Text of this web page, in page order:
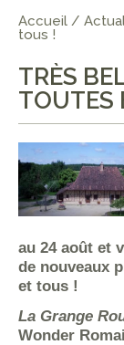
Accueil /
tous !
TRÈS
TOUTES
au 24 août et
de nouveaux
et tous !
La Grange
Wonder